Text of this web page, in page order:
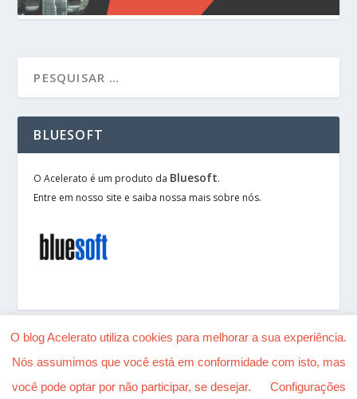
BLUESOFT
O Acelerato é um produto da Bluesoft.
Entre em nosso site e saiba nossa mais sobre nós.
Desenhado porElegant Themes| Alimentado por
O blog Acelerato utiliza cookies para melhorar a sua experiência.
Nós assumimos que você está em conformidade com isto, mas
você pode optar por não participar, se desejar.
Configurações